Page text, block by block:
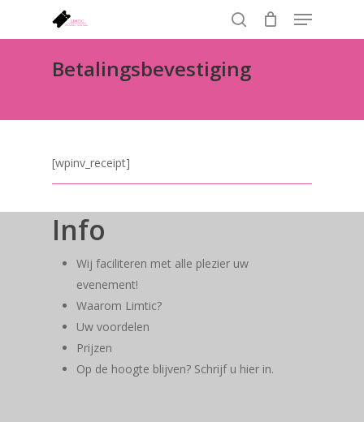
search
Menu
Betalingsbevestiging
[wpinv_receipt]
Info
Wij faciliteren met alle plezier uw
evenement!
Waarom Limtic?
Uw voordelen
Prijzen
Op de hoogte blijven? Schrijf u hier in.